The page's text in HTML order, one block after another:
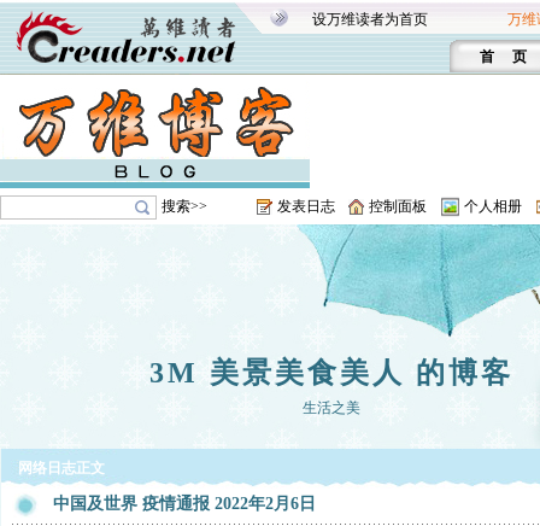
设万维读者为首页 万维
首 页
搜索>> 发表日志 控制面板 个人相册
3M 美景美食美人 的博客
生活之美
网络日志正文
中国及世界 疫情通报 2022年2月6日